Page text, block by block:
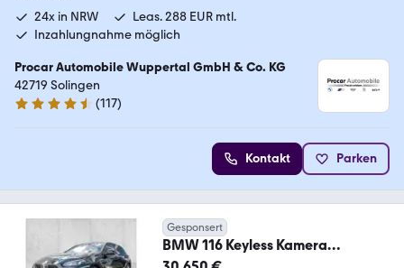
24x in NRW
Leas. 288 EUR mtl.
Inzahlungnahme möglich
Procar Automobile Wuppertal GmbH & Co. KG
42719 Solingen
4.6 Sterne
(117)
Kontakt Parken
Gesponsert
BMW 116 Keyless Kamera
AdaptLED DrivingAssist